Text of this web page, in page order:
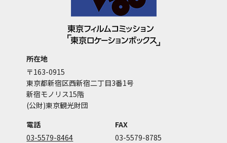
所在地
〒163-0915
東京都新宿区西新宿二丁目3番1号
新宿モノリス15階
(公財)東京観光財団
電話
03-5579-8464
FAX
03-5579-8785